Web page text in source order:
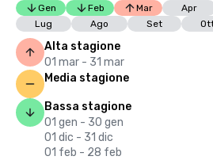
Gen Feb Mar Apr
Lug
Ago Set
Alta stagione
01 mar - 31 mar
Media stagione
Bassa stagione
01 gen - 30 gen
01 dic - 31 dic
01 feb - 28 feb